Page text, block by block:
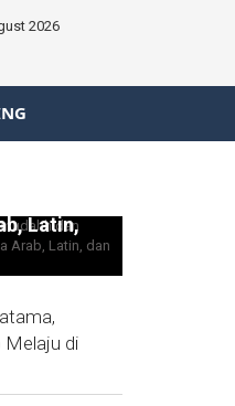
2026
Nilai
Latin,
Melaju di